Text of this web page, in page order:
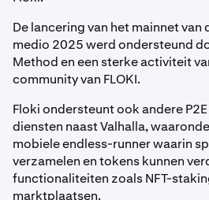
De lancering van het mainnet
medio 2025 werd ondersteund
Method en een sterke activiteit
community van FLOKI.
Floki ondersteunt ook andere
diensten naast Valhalla,
mobiele endless-runner waarin
verzamelen en tokens kunnen
functionaliteiten zoals NFT-
marktplaatsen.